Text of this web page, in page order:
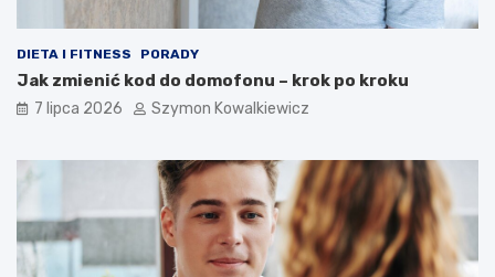
DIETA I FITNESS PORADY
Jak zmienić kod do domofonu – krok po kroku
7 lipca 2026 Szymon Kowalkiewicz